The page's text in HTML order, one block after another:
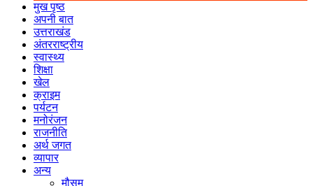
मुख पृष्ठ
अपनी बात
उत्तराखंड
अंतरराष्ट्रीय
स्वास्थ्य
शिक्षा
खेल
क्राइम
पर्यटन
मनोरंजन
राजनीति
अर्थ जगत
व्यापार
अन्य
मौसम